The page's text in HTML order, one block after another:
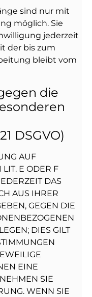
sind nur mit
möglich. Sie
jederzeit
der bis zum
bleibt vom
die
DSGVO)
AUF
LIT. E ODER F
DAS
AUS IHRER
GEGEN DIE
DIES GILT
EINE
SIE
WENN SIE